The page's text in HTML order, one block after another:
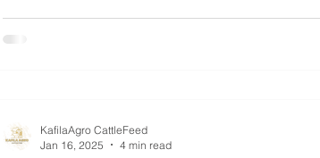
KafilaAgro CattleFeed
Jan 16, 2025
4 min read